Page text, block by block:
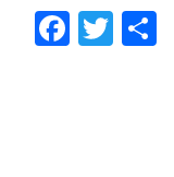
F
ac
T
w